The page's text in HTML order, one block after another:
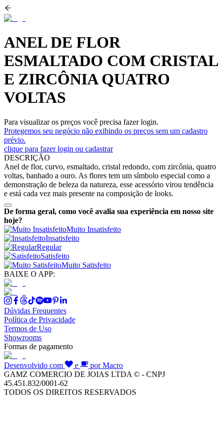
ANEL DE FLOR
ESMALTADO COM CRISTAL
E ZIRCÔNIA QUATRO
VOLTAS
Para visualizar os preços você precisa fazer login.
Protegemos seu negócio não exibindo os preços sem um cadastro
prévio.
clique para fazer login ou cadastrar
DESCRIÇÃO
Anel de flor, curvo, esmaltado, cristal redondo, com zircônia, quatro
voltas, banhado a ouro. As flores tem um símbolo especial como a
demonstração de beleza da natureza, esse acessório virou tendência
e está cada vez mais presente na composição de looks.
De forma geral, como você avalia sua experiência em nosso site
hoje?
Muito Insatisfeito
Insatisfeito
Regular
Satisfeito
Muito Satisfeito
BAIXE O APP:
Dúvidas Frequentes
Política de Privacidade
Termos de Uso
Showrooms
Formas de pagamento
Desenvolvido com e
por Macro
GAMZ COMERCIO DE JOIAS LTDA © - CNPJ
45.451.832/0001-62
TODOS OS DIREITOS RESERVADOS